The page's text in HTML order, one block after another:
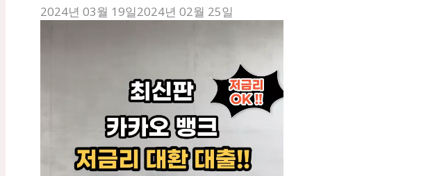
2024년 03월 19일2024년 02월 25일